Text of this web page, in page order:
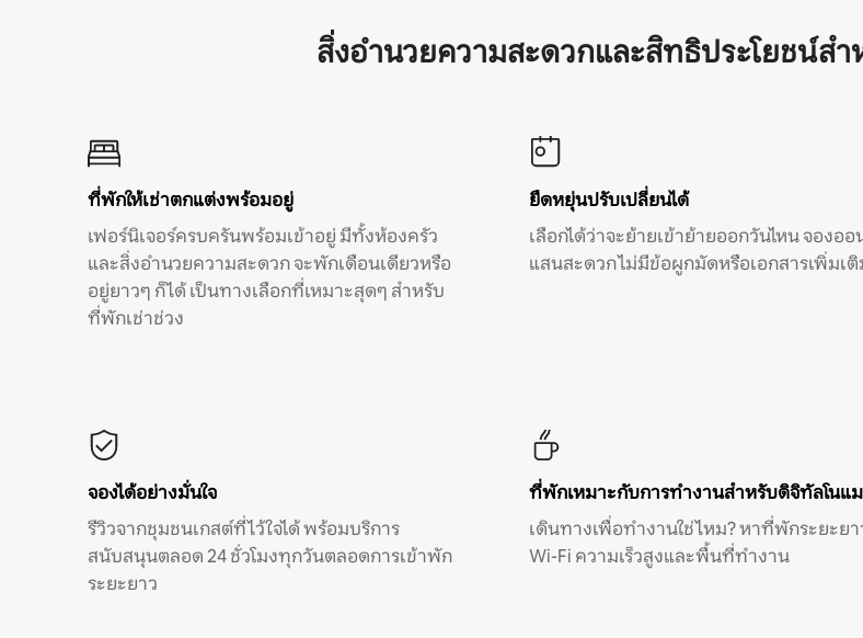
สิ่งอำนวยความสะดวกและสิทธิประโยชน์สำ
ที่พักให้เช่าตกแต่งพร้อมอยู่
เฟอร์นิเจอร์ครบครันพร้อมเข้าอยู่ มีทั้งห้องครัว
และสิ่งอำนวยความสะดวก จะพักเดือนเดียวหรือ
อยู่ยาวๆ ก็ได้ เป็นทางเลือกที่เหมาะสุดๆ สำหรับ
ที่พักเช่าช่วง
ยืดหยุ่นปรับเปลี่ยนได้
เลือกได้ว่าจะย้ายเข้าย้ายออกวันไหน จองออ
แสนสะดวก ไม่มีข้อผูกมัดหรือเอกสารเพิ่มเ
จองได้อย่างมั่นใจ
รีวิวจากชุมชนเกสต์ที่ไว้ใจได้ พร้อมบริการ
สนับสนุนตลอด 24 ชั่วโมงทุกวันตลอดการเข้าพัก
ระยะยาว
ที่พักเหมาะกับการทำงานสำหรับดิจิทัลโนแ
เดินทางเพื่อทำงานใช่ไหม? หาที่พักระยะย
Wi-Fi ความเร็วสูงและพื้นที่ทำงาน